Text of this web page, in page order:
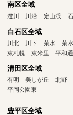
南区全域
澄川 川沿 定山渓
白石区全域
川北 川下 菊水 菊
東札幌
東米里 平和通
清田区全域
有明 美しが丘 北野
平岡公園東
豊平区全域